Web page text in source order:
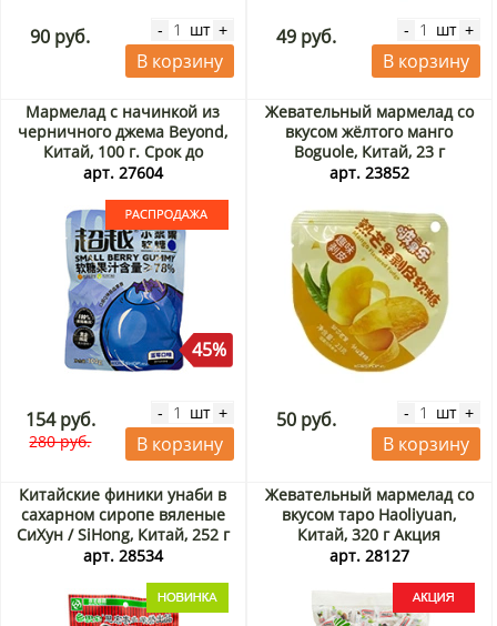
90 руб. - шт +
В корзину
49 руб. - шт +
В корзину
Мармелад с начинкой из
черничного джема Beyond,
Китай, 100 г. Срок до
05.09.2026. Распродажа
арт. 27604
45%
154 руб.
280 руб.
- шт +
В корзину
Жевательный мармелад со
вкусом жёлтого манго
Boguole, Китай, 23 г
арт. 23852
50 руб. - шт +
В корзину
Китайские финики унаби в
сахарном сиропе вяленые
СиХун / SiHong, Китай, 252 г
арт. 28534
Жевательный мармелад со
вкусом таро Haoliyuan,
Китай, 320 г Акция
арт. 28127